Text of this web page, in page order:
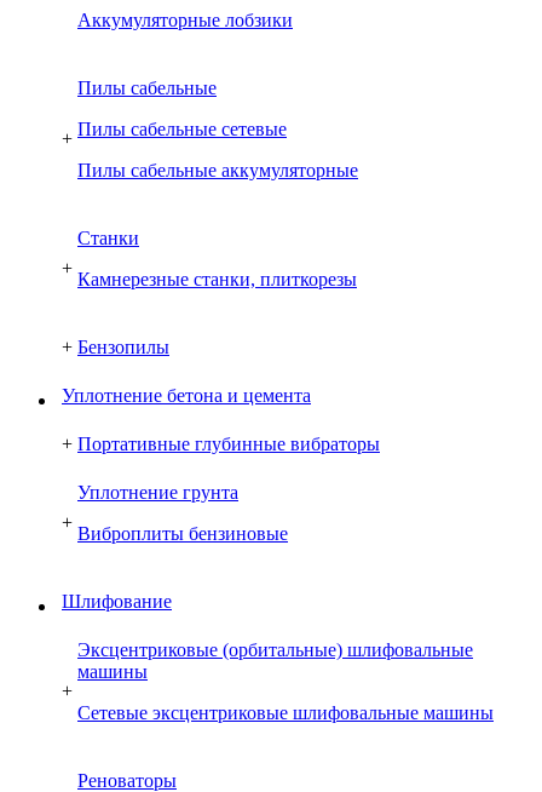
Аккумуляторные лобзики
+
Пилы сабельные
Пилы сабельные сетевые
Пилы сабельные аккумуляторные
+
Cтанки
Камнерезные станки, плиткорезы
+ Бензопилы
Уплотнение бетона и цемента
+ Портативные глубинные вибраторы
+
Уплотнение грунта
Виброплиты бензиновые
Шлифование
+
Эксцентриковые (орбитальные) шлифовальные
машины
Сетевые эксцентриковые шлифовальные машины
Реноваторы